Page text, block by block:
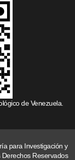
de Venezuela.
para Investigación y
Reservados